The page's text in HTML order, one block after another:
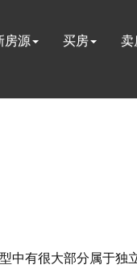
房源 买房 卖
中有很大部分属于